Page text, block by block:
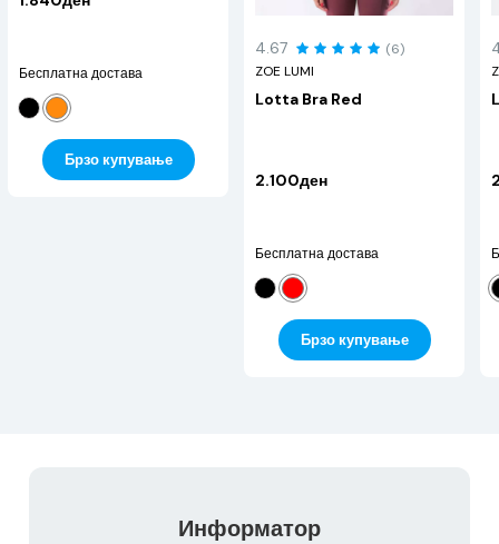
Бесплатна достава
Брзо купување
4.67
(6)
ZOE LUMI
Lotta Bra Red
2.100ден
Бесплатна достава
Брзо купување
Информатор